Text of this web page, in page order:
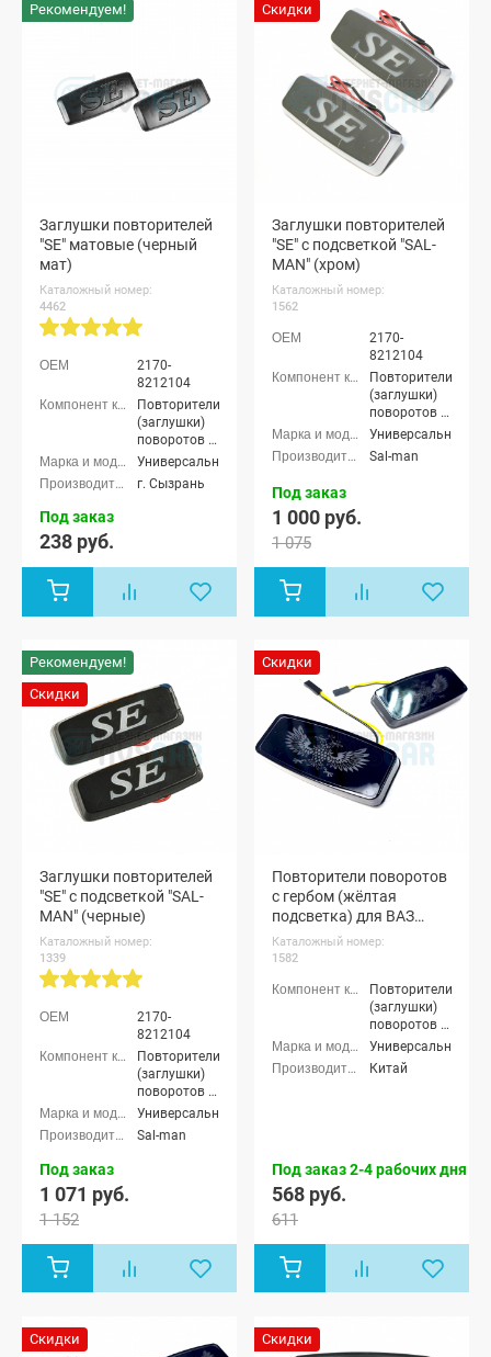
Рекомендуем!
Заглушки повторителей
"SE" матовые (черный
мат)
Каталожный номер:
4462
2170-
8212104
Повторители
(заглушки)
поворотов в
крылья
Универсальные
г. Сызрань
Под заказ
238 руб.
Скидки
Заглушки повторителей
"SE" с подсветкой "SAL-
MAN" (хром)
Каталожный номер:
1562
2170-
8212104
Повторители
(заглушки)
поворотов в
крылья
Универсальные
Sal-man
Под заказ
1 000 руб.
1 075
Рекомендуем!
Скидки
Заглушки повторителей
"SE" с подсветкой "SAL-
MAN" (черные)
Каталожный номер:
1339
2170-
8212104
Повторители
(заглушки)
поворотов в
крылья
Универсальные
Sal-man
Под заказ
1 071 руб.
1 152
Скидки
Повторители поворотов
с гербом (жёлтая
подсветка) для ВАЗ
(универсальные)
(pg1582)
Каталожный номер:
1582
Повторители
(заглушки)
поворотов в
крылья
Универсальные
Китай
Под заказ 2-4 рабочих дня
568 руб.
611
Скидки Скидки